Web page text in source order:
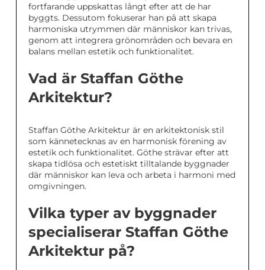
fortfarande uppskattas långt efter att de har
byggts. Dessutom fokuserar han på att skapa
harmoniska utrymmen där människor kan trivas,
genom att integrera grönområden och bevara en
balans mellan estetik och funktionalitet.
Vad är Staffan Göthe
Arkitektur?
Staffan Göthe Arkitektur är en arkitektonisk stil
som kännetecknas av en harmonisk förening av
estetik och funktionalitet. Göthe strävar efter att
skapa tidlösa och estetiskt tilltalande byggnader
där människor kan leva och arbeta i harmoni med
omgivningen.
Vilka typer av byggnader
specialiserar Staffan Göthe
Arkitektur på?